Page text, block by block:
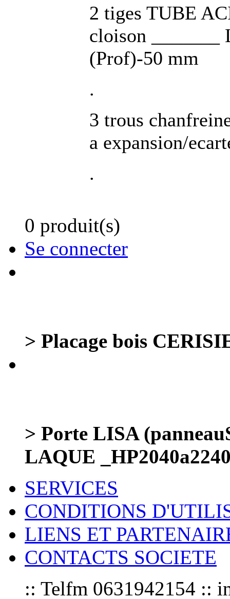
2 tiges TUBE
cloison _______
(Prof)-50 mm
.
3 trous
a expansion/
.
0 produit(s)
Se connecter
> Placage bois
> Porte LISA
LAQUE
SERVICES
CONDITIONS
LIENS ET
CONTACTS SOCIETE
:: Telfm 0631942154 ::